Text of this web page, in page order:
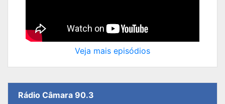
Veja mais episódios
Rádio Câmara 90.3